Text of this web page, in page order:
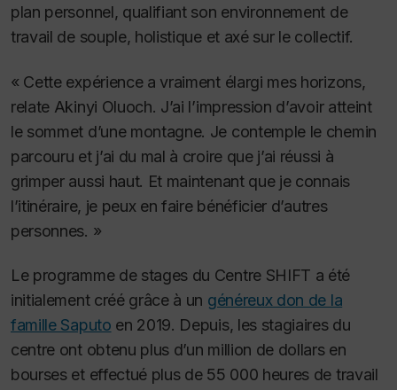
plan personnel, qualifiant son environnement de
travail de souple, holistique et axé sur le collectif.
« Cette expérience a vraiment élargi mes horizons,
relate Akinyi Oluoch. J’ai l’impression d’avoir atteint
le sommet d’une montagne. Je contemple le chemin
parcouru et j’ai du mal à croire que j’ai réussi à
grimper aussi haut. Et maintenant que je connais
l’itinéraire, je peux en faire bénéficier d’autres
personnes. »
Le programme de stages du Centre SHIFT a été
initialement créé grâce à un généreux don de la
famille Saputo en 2019. Depuis, les stagiaires du
centre ont obtenu plus d’un million de dollars en
bourses et effectué plus de 55 000 heures de travail